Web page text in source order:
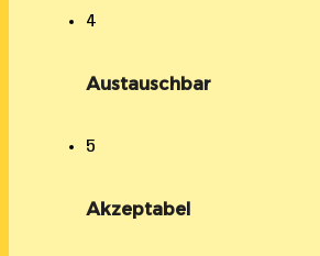
4
Austauschbar
5
Akzeptabel